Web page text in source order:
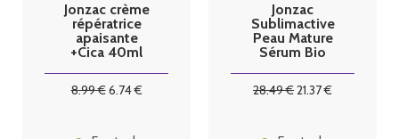
Jonzac crème
répératrice
apaisante
+Cica 40ml
8.99€6.74€
Jonzac
Sublimactive
Peau Mature
Sérum Bio
28.49€21.37€